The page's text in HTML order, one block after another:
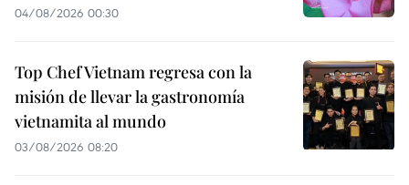
04/08/2026 00:30
Top Chef Vietnam regresa con la
misión de llevar la gastronomía
vietnamita al mundo
03/08/2026 08:20